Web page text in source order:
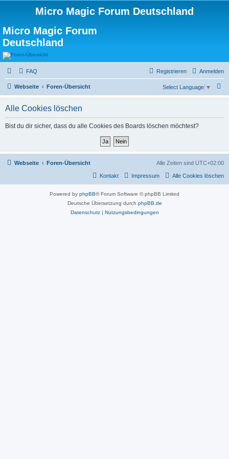
Micro Magic Forum Deutschland
Micro Magic Forum
Deutschland
FAQ Anmelden
Registrieren
Webseite Foren-Übersicht Select Language ▼
Alle Cookies löschen
Bist du dir sicher, dass du alle Cookies des Boards löschen möchtest?
Webseite Foren-Übersicht Alle Zeiten sind UTC+02:00
Alle Cookies löschen
Impressum
Kontakt
Powered by phpBB® Forum Software © phpBB Limited
Deutsche Übersetzung durch phpBB.de
Datenschutz| Nutzungsbedingungen